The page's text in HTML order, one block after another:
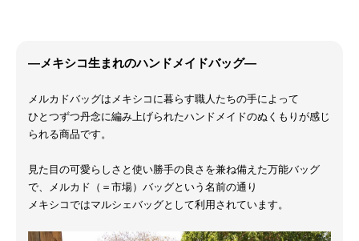
―メキシコ生まれのハンドメイドバッグ―
メルカドバッグはメキシコに暮らす職人たちの手によって
ひとつずつ丹念に編み上げられたハンドメイドのぬくもりが感じ
られる商品です。
見た目の可愛らしさと使い勝手の良さを兼ね備えた万能バッグ
で、メルカド（＝市場）バッグという名前の通り
メキシコではマルシェバッグとして利用されています。